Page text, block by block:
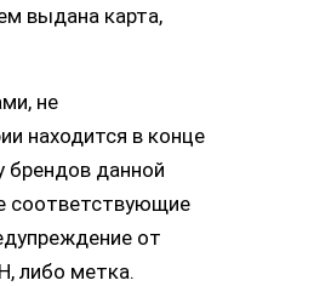
выдана карта,
не
находится в конце
брендов данной
соответствующие
от
либо метка.